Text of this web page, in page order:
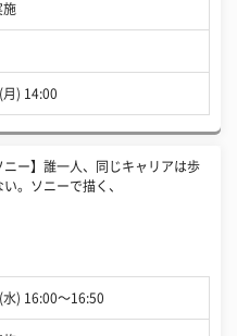
施
) 14:00
ニー】誰一人、同じキャリアは歩
い。ソニーで描く、
) 16:00〜16:50